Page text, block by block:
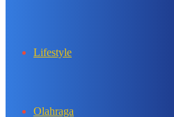
Lifestyle
Olahraga